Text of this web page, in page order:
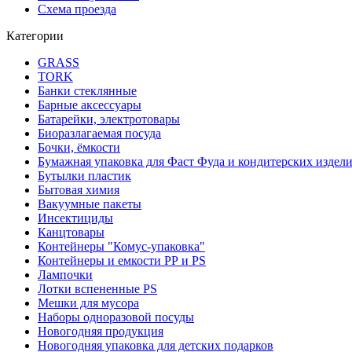
Схема проезда
Категории
GRASS
TORK
Банки стеклянные
Барные аксессуары
Батарейки, электротовары
Биоразлагаемая посуда
Бочки, ёмкости
Бумажная упаковка для Фаст Фуда и кондитерских
Бутылки пластик
Бытовая химия
Вакуумные пакеты
Инсектициды
Канцтовары
Контейнеры "Комус-упаковка"
Контейнеры и емкости РР и PS
Лампочки
Лотки вспененные PS
Мешки для мусора
Наборы одноразовой посуды
Новогодняя продукция
Новогодняя упаковка для детских подарков